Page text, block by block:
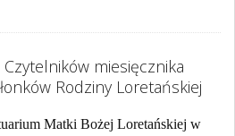
miesięcznika
Rodziny Loretańskiej
Matki Bożej Loretańskiej w